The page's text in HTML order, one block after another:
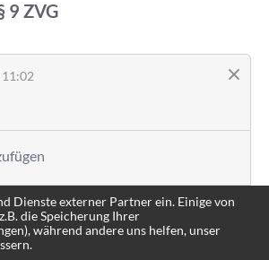
9 ZVG
Anmelden
Dienste externer Partner ein. Einige von
die Speicherung Ihrer
während andere uns helfen, unser